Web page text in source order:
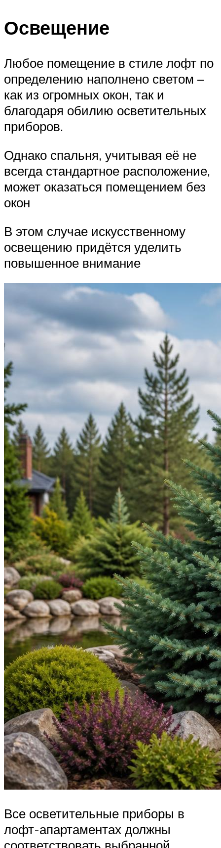
Освещение
Любое помещение в стиле лофт по
определению наполнено светом –
как из огромных окон, так и
благодаря обилию осветительных
приборов.
Однако спальня, учитывая её не
всегда стандартное расположение,
может оказаться помещением без
окон
В этом случае искусственному
освещению придётся уделить
повышенное внимание
Все осветительные приборы в
лофт-апартаментах должны